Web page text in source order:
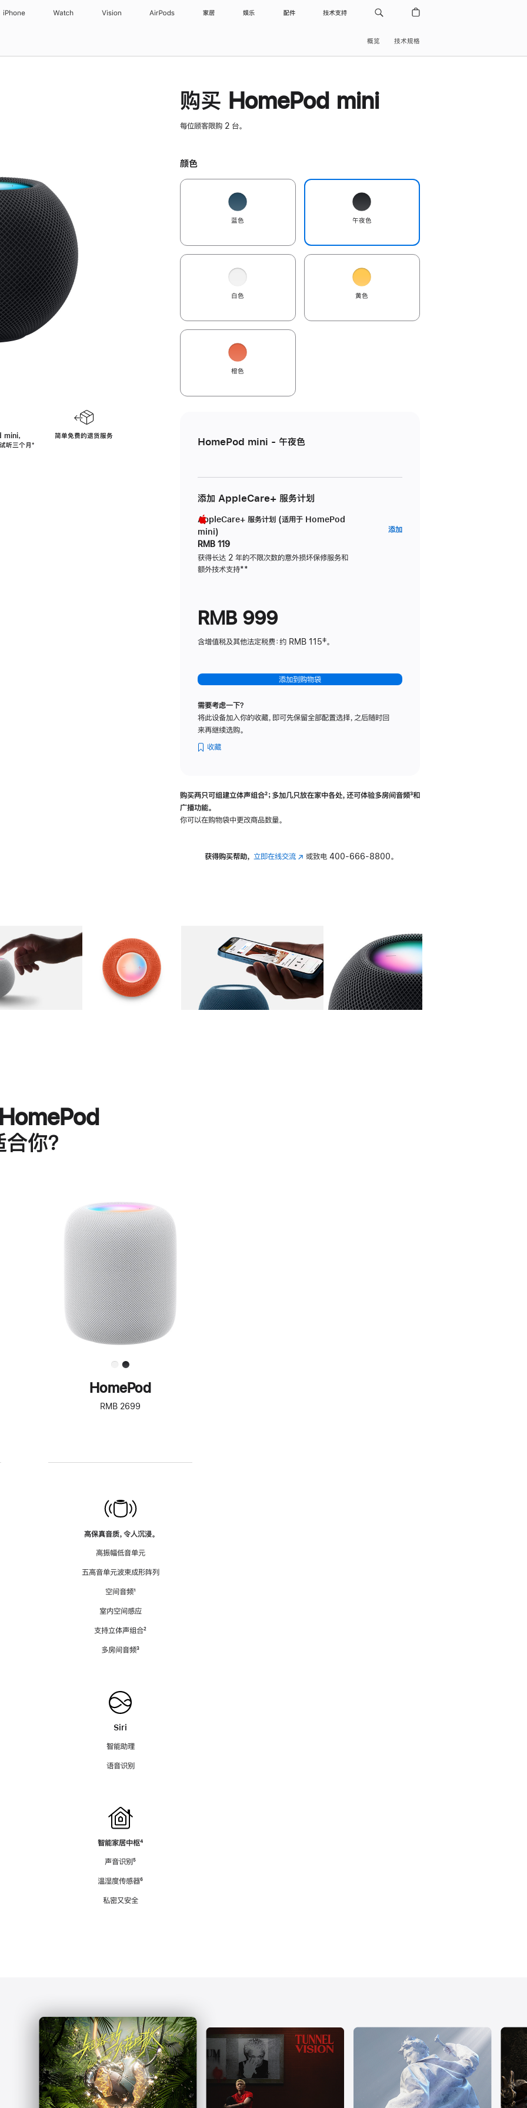
iPhone Watch Vision AirPods 家居 娱乐 配件 技术支持
概览 技术规格
，
听三个月脚
⁺
简单免费的退货服务
购买 HomePod mini
每位顾客限购 2 台。
颜色
蓝色 午夜色
白色 黄色
橙色
HomePod mini - 午夜色
添加 AppleCare+ 服务计划
AppleCare+ 服务计划 (适用于 HomePod
mini)
RMB 119
获得长达 2 年的不限次数的意外损坏保修服务和
额外技术支持脚
**
添加AppleCare+
RMB 999
含增值税及其他法定税费：约 RMB 115‡。
添加到购物袋
需要考虑一下？
将此设备加入你的收藏，即可先保留全部配置选择，之后随时回
来再继续选购。
收藏
购买两只可组建立体声组合脚
²；多加几只放在家中各处，还可体验多‍房‍间音频脚
³和
广播功能。
你可以在购物袋中更改商品数量。
获得购买帮助， 立即在线交流(在 或致电 400-666-8800。
图库 图像 图库 图像 图库 图像 4 图库 图像 5
你？
进
一
步
了
解
HomePod<
HomePod
RMB 2699
高保真音质，令人沉浸。
高振幅低音单元
五高音单元波束成形阵列
空间音频脚
¹
室内空间感应
支持立体声组合脚
²
多房间音频脚
³
Siri
智能助理
语音识别
智能家居中枢脚
⁴
声音识别脚
⁵
温湿度传感器脚
⁶
私密又安全